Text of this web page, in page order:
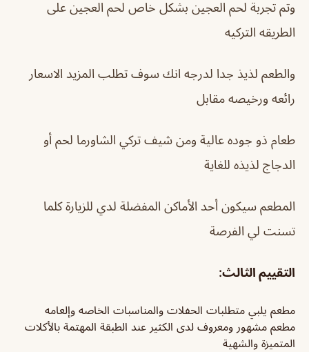
وتم تجربة لحم العجين بشكل خاص لحم العجين على
الطريقه التركيه
والطعم لذيذ جدا لدرجه انك سوف تطلب المزيد الاسعار
رائعه ورخيصه مقابل
طعام ذو جوده عالية ومن شيف تركي الشاورما لحم أو
الدجاج لذيذه للغاية
المطعم سيكون أحد الأماكن المفضلة لدي للزيارة كلما
تسنت لي الفرصة
التقييم الثالث:
مطعم يلبي متطلبات الحفلات والمناسبات الخاصه وإلعامه
مطعم مشهور ومعروف لدى الكثير عند الطبقة المهتمة بالأكلات
المتميزة والشهية